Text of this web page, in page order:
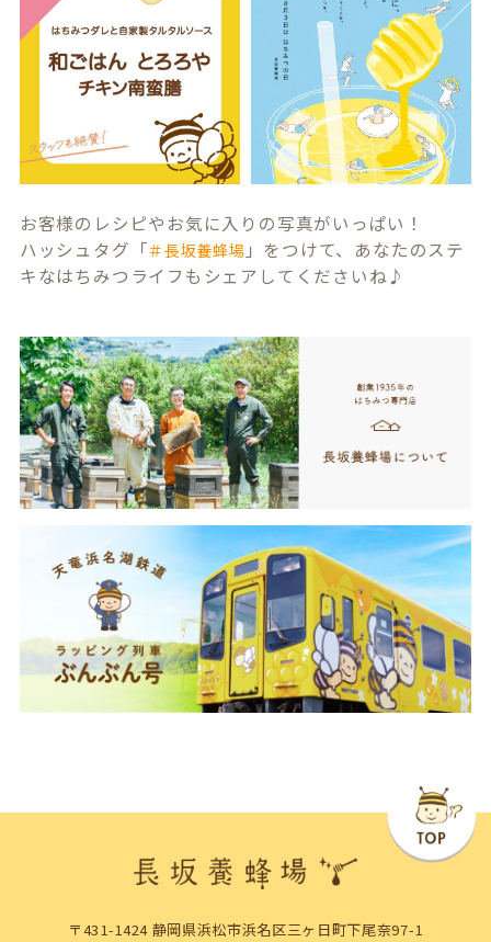
お客様のレシピやお気に入りの写真がいっぱい！
ハッシュタグ「＃長坂養蜂場 」をつけて、あなたのステ
キなはちみつライフもシェアしてくださいね♪
〒431-1424 静岡県浜松市浜名区三ヶ日町下尾奈97-1